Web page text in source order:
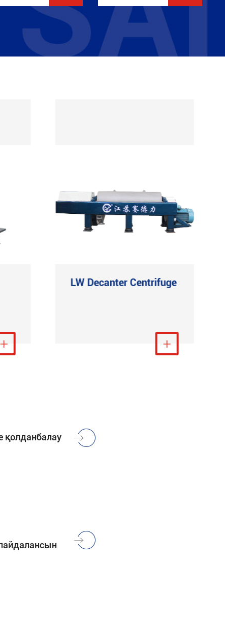

LW Decanter Centrifuge
Тағы қарау

қолданбалау